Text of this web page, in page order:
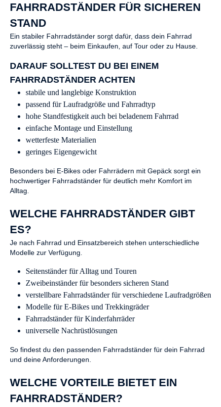
FAHRRADSTÄNDER FÜR SICHEREN
STAND
Ein stabiler Fahrradständer sorgt dafür, dass dein Fahrrad
zuverlässig steht – beim Einkaufen, auf Tour oder zu Hause.
DARAUF SOLLTEST DU BEI EINEM
FAHRRADSTÄNDER ACHTEN
stabile und langlebige Konstruktion
passend für Laufradgröße und Fahrradtyp
hohe Standfestigkeit auch bei beladenem Fahrrad
einfache Montage und Einstellung
wetterfeste Materialien
geringes Eigengewicht
Besonders bei E-Bikes oder Fahrrädern mit Gepäck sorgt ein
hochwertiger Fahrradständer für deutlich mehr Komfort im
Alltag.
WELCHE FAHRRADSTÄNDER GIBT
ES?
Je nach Fahrrad und Einsatzbereich stehen unterschiedliche
Modelle zur Verfügung.
Seitenständer für Alltag und Touren
Zweibeinständer für besonders sicheren Stand
verstellbare Fahrradständer für verschiedene Laufradgrößen
Modelle für E-Bikes und Trekkingräder
Fahrradständer für Kinderfahrräder
universelle Nachrüstlösungen
So findest du den passenden Fahrradständer für dein Fahrrad
und deine Anforderungen.
WELCHE VORTEILE BIETET EIN
FAHRRADSTÄNDER?